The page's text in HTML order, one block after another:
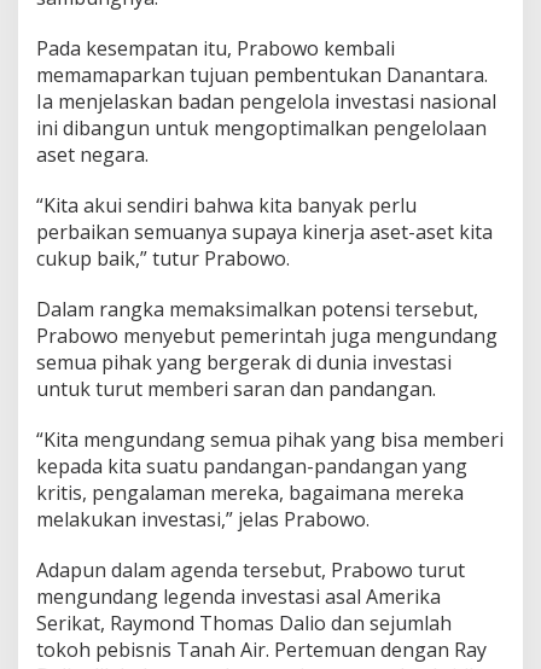
Pada kesempatan itu, Prabowo kembali
memamaparkan tujuan pembentukan Danantara.
Ia menjelaskan badan pengelola investasi nasional
ini dibangun untuk mengoptimalkan pengelolaan
aset negara.
“Kita akui sendiri bahwa kita banyak perlu
perbaikan semuanya supaya kinerja aset-aset kita
cukup baik,” tutur Prabowo.
Dalam rangka memaksimalkan potensi tersebut,
Prabowo menyebut pemerintah juga mengundang
semua pihak yang bergerak di dunia investasi
untuk turut memberi saran dan pandangan.
“Kita mengundang semua pihak yang bisa memberi
kepada kita suatu pandangan-pandangan yang
kritis, pengalaman mereka, bagaimana mereka
melakukan investasi,” jelas Prabowo.
Adapun dalam agenda tersebut, Prabowo turut
mengundang legenda investasi asal Amerika
Serikat, Raymond Thomas Dalio dan sejumlah
tokoh pebisnis Tanah Air. Pertemuan dengan Ray